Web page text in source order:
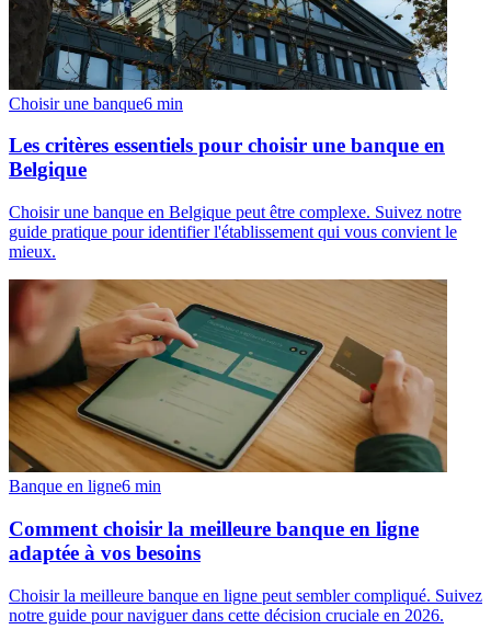
Choisir une banque6 min
Les critères essentiels pour choisir une banque en
Belgique
Choisir une banque en Belgique peut être complexe. Suivez notre
guide pratique pour identifier l'établissement qui vous convient le
mieux.
Banque en ligne6 min
Comment choisir la meilleure banque en ligne
adaptée à vos besoins
Choisir la meilleure banque en ligne peut sembler compliqué. Suivez
notre guide pour naviguer dans cette décision cruciale en 2026.